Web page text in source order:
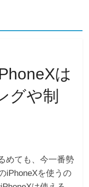
は
グや制
めても、今一番勢
iPhoneXを使うの